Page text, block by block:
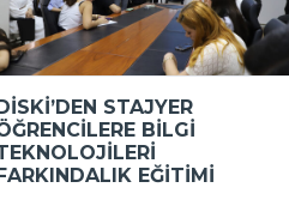
STAJYER
BILGI
EĞITIMI